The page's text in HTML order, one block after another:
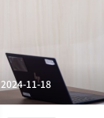
2024-11-18